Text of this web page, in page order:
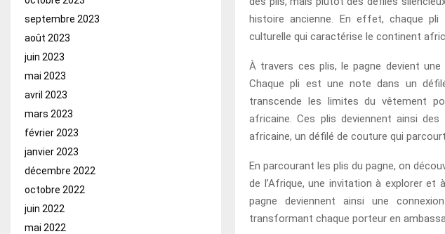
histoire ancienne. En effet, chaque pli
culturelle qui caractérise le continent
À travers ces plis, le pagne devient
Chaque pli est une note dans un
transcende les limites du vêtement
africaine. Ces plis deviennent ainsi
africaine, un défilé de couture qui
En parcourant les plis du pagne, on
de l’Afrique, une invitation à explorer et
pagne deviennent ainsi une
transformant chaque porteur en
septembre 2023
août 2023
juin 2023
mai 2023
avril 2023
mars 2023
février 2023
janvier 2023
décembre 2022
octobre 2022
juin 2022
mai 2022